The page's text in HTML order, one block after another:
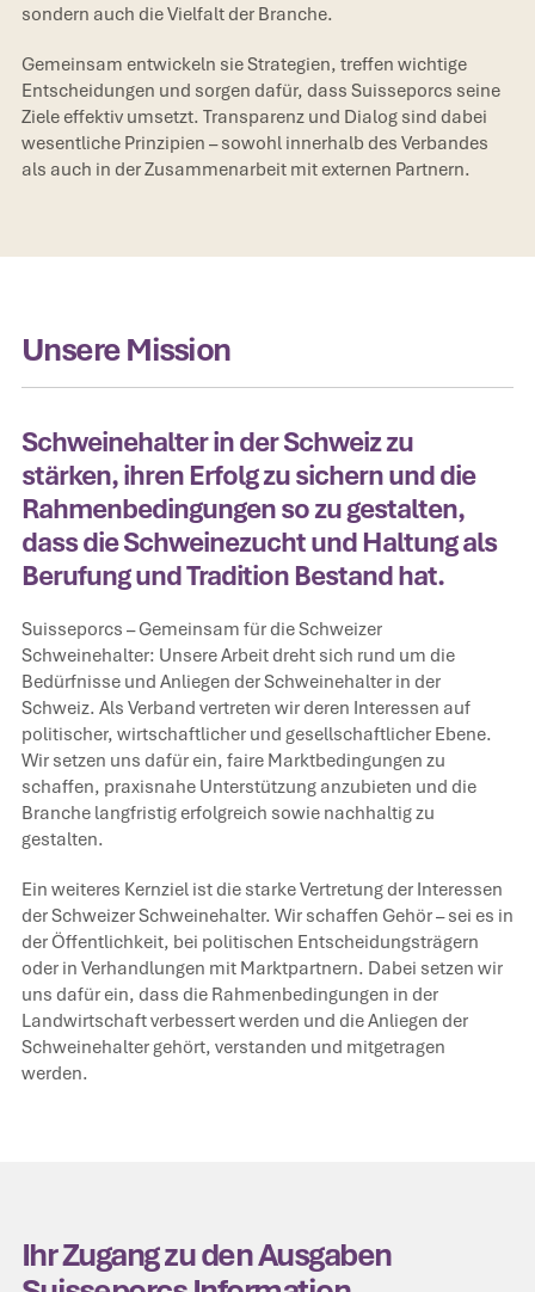
sondern auch die Vielfalt der Branche.
Gemeinsam entwickeln sie Strategien, treffen wichtige
Entscheidungen und sorgen dafür, dass Suisseporcs seine
Ziele effektiv umsetzt. Transparenz und Dialog sind dabei
wesentliche Prinzipien – sowohl innerhalb des Verbandes
als auch in der Zusammenarbeit mit externen Partnern.
Unsere Mission
Schweinehalter in der Schweiz zu
stärken, ihren Erfolg zu sichern und die
Rahmenbedingungen so zu gestalten,
dass die Schweinezucht und Haltung als
Berufung und Tradition Bestand hat.
Suisseporcs – Gemeinsam für die Schweizer
Schweinehalter: Unsere Arbeit dreht sich rund um die
Bedürfnisse und Anliegen der Schweinehalter in der
Schweiz. Als Verband vertreten wir deren Interessen auf
politischer, wirtschaftlicher und gesellschaftlicher Ebene.
Wir setzen uns dafür ein, faire Marktbedingungen zu
schaffen, praxisnahe Unterstützung anzubieten und die
Branche langfristig erfolgreich sowie nachhaltig zu
gestalten.
Ein weiteres Kernziel ist die starke Vertretung der Interessen
der Schweizer Schweinehalter. Wir schaffen Gehör – sei es in
der Öffentlichkeit, bei politischen Entscheidungsträgern
oder in Verhandlungen mit Marktpartnern. Dabei setzen wir
uns dafür ein, dass die Rahmenbedingungen in der
Landwirtschaft verbessert werden und die Anliegen der
Schweinehalter gehört, verstanden und mitgetragen
werden.
Ihr Zugang zu den Ausgaben